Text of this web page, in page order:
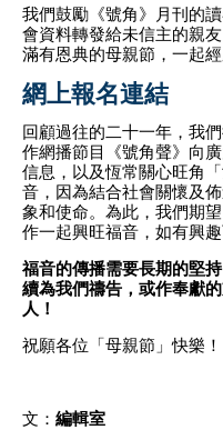
我們鼓勵《號角》月刊的
會資料轉發給未信主的親
滿有恩典的母親節，一起經
網上報名連結
回顧過往的二十一年，我
作網播節目《號角聲》向
信息，以及恆常關心旺角
音，因為結合社會關懷及
象和使命。 為此，我們期
作一起興旺福音，如有興趣
福音的傳播需要長期的堅
續為我們禱告，或作奉獻
人！
祝願各位「母親節」快樂！
文： 編輯室